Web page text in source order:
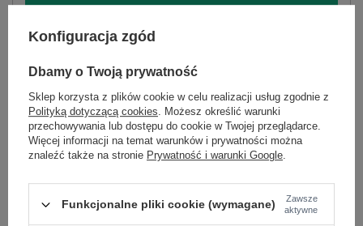
Masz pytanie? Chętnie pomożemy.
skład materiału : 100% bawełna
sposób prania : pranie w pralce w 30°C
Kod produktu
LK-SK-509606.70
typ produktu
sukienka codzienna sukienka boho
sukienka rozkloszowana
Konfiguracja zgód
Dbamy o Twoją prywatność
Sklep korzysta z plików cookie w celu realizacji usług zgodnie z
Polityką dotyczącą cookies. Możesz określić warunki
przechowywania lub dostępu do cookie w Twojej przeglądarce.
Więcej informacji na temat warunków i prywatności można
znaleźć także na stronie Prywatność i warunki Google.
Funkcjonalne pliki cookie (wymagane)
Zawsze
aktywne